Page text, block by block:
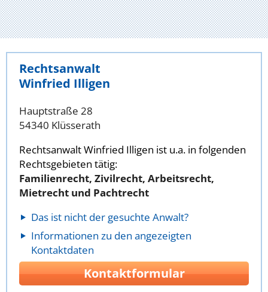
Rechtsanwalt
Winfried Illigen
Hauptstraße 28
54340 Klüsserath
Rechtsanwalt Winfried Illigen ist u.a. in folgenden
Rechtsgebieten tätig:
Familienrecht, Zivilrecht, Arbeitsrecht,
Mietrecht und Pachtrecht
Das ist nicht der gesuchte Anwalt?
Informationen zu den angezeigten
Kontaktdaten
Kontaktformular